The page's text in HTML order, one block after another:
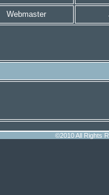
Webmaster
©2010 All Rights